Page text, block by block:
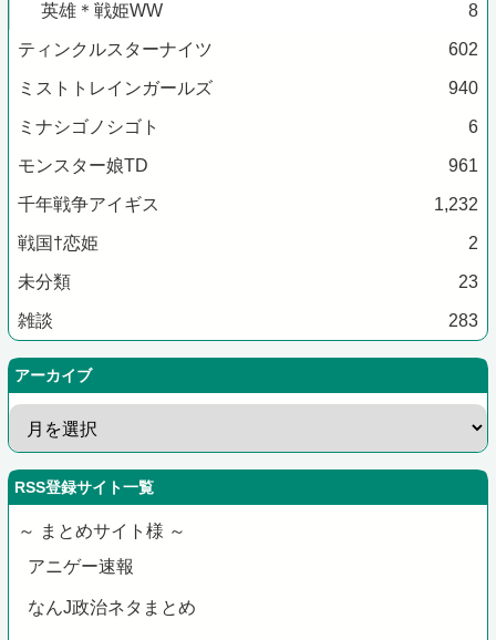
英雄＊戦姫WW 8
ティンクルスターナイツ 602
ミストトレインガールズ 940
ミナシゴノシゴト 6
モンスター娘TD 961
千年戦争アイギス 1,232
戦国†恋姫 2
未分類 23
雑談 283
アーカイブ
RSS登録サイト一覧
～ まとめサイト様 ～
アニゲー速報
なんJ政治ネタまとめ